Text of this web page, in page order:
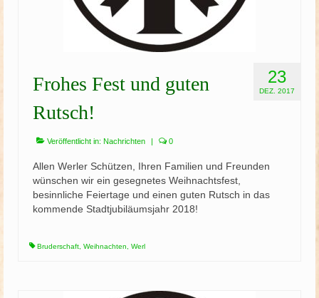
23
DEZ. 2017
Frohes Fest und guten
Rutsch!
Veröffentlicht in: Nachrichten | 0
Allen Werler Schützen, Ihren Familien und Freunden
wünschen wir ein gesegnetes Weihnachtsfest,
besinnliche Feiertage und einen guten Rutsch in das
kommende Stadtjubiläumsjahr 2018!
Bruderschaft Weihnachten Werl